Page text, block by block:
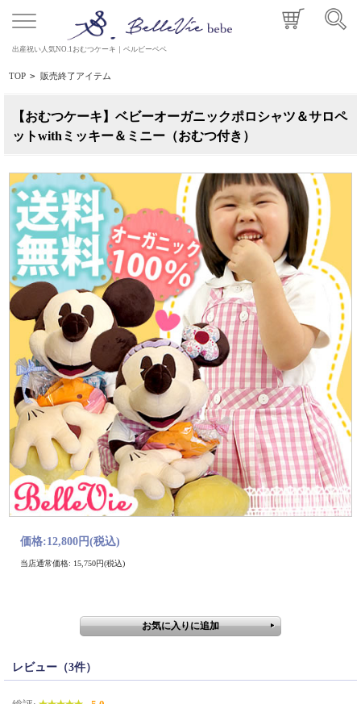
出産祝い人気NO.1おむつケーキ｜ベルビーベベ
TOP > 販売終了アイテム
【おむつケーキ】ベビーオーガニックポロシャツ＆サロペ
ットwithミッキー＆ミニー（おむつ付き）
価格:12,800円(税込)
当店通常価格: 15,750円(税込)
レビュー（3件）